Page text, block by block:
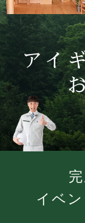
アイ
イベ